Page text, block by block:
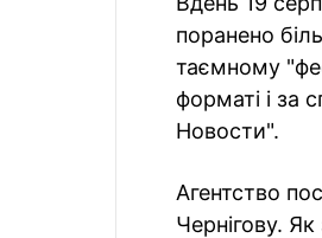
поранено
таємному
форматі і за
Новости".
Агентство
Чернігову.